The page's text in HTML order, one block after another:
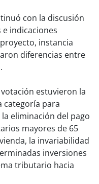
con la discusión
indicaciones
instancia
diferencias entre
estuvieron la
categoría para
eliminación del pago
mayores de 65
la invariabilidad
inversiones
tributario hacia